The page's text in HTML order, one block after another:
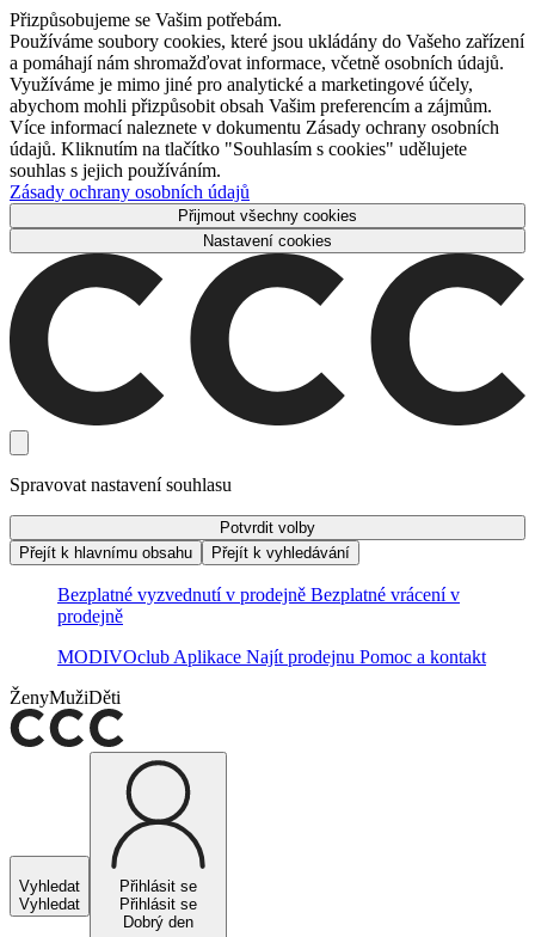
Přizpůsobujeme se Vašim potřebám.
Používáme soubory cookies, které jsou ukládány do Vašeho zařízení
a pomáhají nám shromažďovat informace, včetně osobních údajů.
Využíváme je mimo jiné pro analytické a marketingové účely,
abychom mohli přizpůsobit obsah Vašim preferencím a zájmům.
Více informací naleznete v dokumentu Zásady ochrany osobních
údajů. Kliknutím na tlačítko "Souhlasím s cookies" udělujete
souhlas s jejich používáním.
Zásady ochrany osobních údajů
Přijmout všechny cookies
Nastavení cookies
Spravovat nastavení souhlasu
Potvrdit volby
Přejít k hlavnímu obsahu
Přejít k vyhledávání
Bezplatné vyzvednutí v prodejně Bezplatné vrácení v
prodejně
MODIVOclub Aplikace Najít prodejnu Pomoc a kontakt
ŽenyMužiDěti
Vyhledat
Vyhledat
Přihlásit se
Přihlásit se
Dobrý den